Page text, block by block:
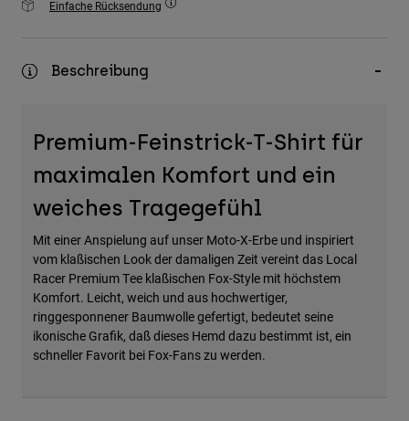
Zubehör
Taschen & Rucksäcke
Alle anzeigen
Einfache Rücksendung
Beschreibung
Premium-Feinstrick-T-Shirt für
maximalen Komfort und ein
weiches Tragegefühl
Mit einer Anspielung auf unser Moto-X-Erbe und inspiriert
vom klaßischen Look der damaligen Zeit vereint das Local
Racer Premium Tee klaßischen Fox-Style mit höchstem
Komfort. Leicht, weich und aus hochwertiger,
ringgesponnener Baumwolle gefertigt, bedeutet seine
ikonische Grafik, daß dieses Hemd dazu bestimmt ist, ein
schneller Favorit bei Fox-Fans zu werden.